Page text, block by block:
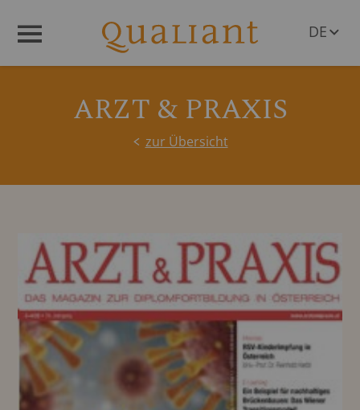
DE
ARZT & PRAXIS
zur Übersicht